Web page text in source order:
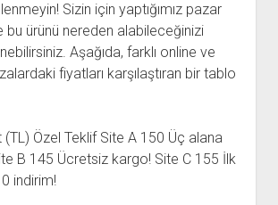
Sizin için yaptığımız pazar
bu ürünü nereden alabileceğinizi
Aşağıda, farklı online ve
fiyatları karşılaştıran bir tablo
Özel Teklif Site A 150 Üç alana
B 145 Ücretsiz kargo! Site C 155 İlk
indirim!